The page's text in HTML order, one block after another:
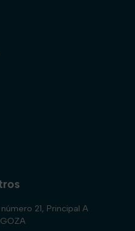
21, Principal A